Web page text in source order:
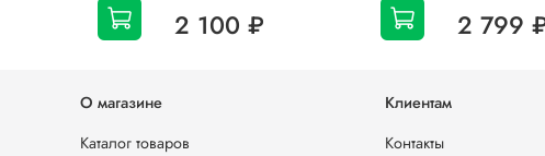
2 100 ₽ 2 799
О магазине
Каталог товаров
Клиентам
Контакты